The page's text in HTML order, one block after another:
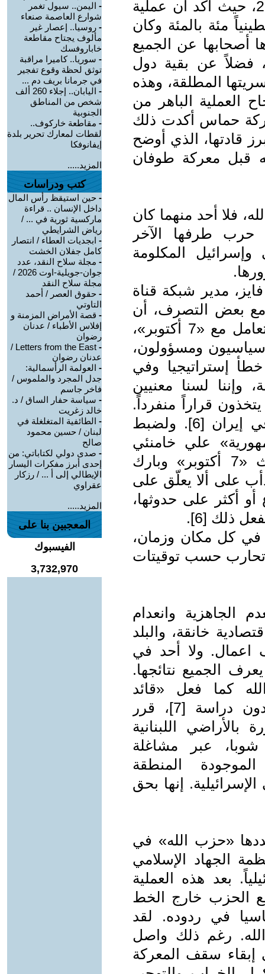
له في الثالث من تشرين الثاني 2023، حيث أكد أن عملية
مئة بالمئة وكان
أصحابها عن الجميع
‏فضلاً عن بقية ‏دول
المطلقة، وهذه
‏العملية الباهر من
المفاجئة المذهلة» [4]. حركة حماس أكدت ذلك
قادتها، الذي أوضح
قبل معركة طوفان
فلا أحد منهما كان
طرفها الآخر
وإسرائيل المكلومة
مدير شبكة قناة
مع بعض التصرف، أن
الساحة الإيرانية كانت مرتبكة في التعامل مع «7 أكتوبر»،
ومسؤولون،
كان خطأ إستراتيجيا وفي
لسنا معنيين
قراراً منفرداً.
أفكار من هذا القبيل بدأت تنتشر في إيران [6]. ولضبط
علي خامنئي
للتحدث بعد يومين فقط من حدوث «7 أكتوبر» وبارك
على ألا يعلّق على
أو أكثر على حدوثها،
ذلك [6].
كل مكان وزمان،
تحارب حسب توقيتات
الجاهزية وانعدام
خانقة، والبلد
اعمال. ولا أحد في
الجميع نتائجها.
كما فعل «قائد
الجمهورية»، فإنه خلال ساعات وبدون دراسة [7]، قرر
اللبنانية
شوبا، عبر مشاغلة
المنطقة
إنها بحق
«حزب الله» في
الجهاد الإسلامي
بعد هذه العملية
الحزب خارج الخط
في ردوده. لقد
رغم ذلك واصل
سقف المعركة
- اليمن.. سيول تغمر
شوارع العاصمة صنعاء
- روسيا.. إعصار غير
مألوف يجتاح مقاطعة
خاباروفسك
- سوريا.. كاميرا مراقبة
توثق لحظة وقوع تفجير
في جرمانا بريف دم ...
-
اليابان.. إجلاء 260 ألف
شخص من المناطق
الجنوبية
- مقاطعة خاركوف..
لقطات لمعارك تحرير بلدة
إيفانوفكا
المزيد.....
كتب ودراسات
- حين استيقظ رأس المال
داخل الإنسان .. قراءة
ماركسية ثورية في ... /
رياض الشرايطي
- ابجديات العطاء / انتصار
كامل جفلان الخشت
- مجلة سلاح النقد، عدد
جوان-جويلية-اوت 2026 /
مجلة سلاح النقد
- حقوق العصر / أحمد
التاوتي
- قصة الأمراض المزمنة و
إفلاس الأطباء / عدنان
رضوان
-
Letters from the East /
عدنان رضوان
- العولمة الرأسمالية:
جدل المجرد والملموس /
فاخر جاسم
- سياسة حفار الساق / د.
خالد زغريت
- الطائفية المتغلغلة في
لبنان / حسين محمود
صالح
- صدى دولي لكتاباتي: من
إحدى أبرز مفكرات اليسار
الإيطالي إلى أ ... / رزكار
عقراوي
المزيد.....
المعجبين بنا على
الفيسبوك
3,732,970